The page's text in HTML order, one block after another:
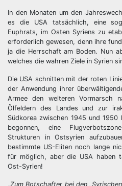
In den Monaten um den
es die USA tatsächlich, eine
Euphrats, im Osten Syriens zu
erforderlich gewesen, denn ihre
ja die Herrschaft am Boden. Nun
welches die wahren Ziele in Syrien
Die USA schnitten mit der roten
der Anwendung ihrer
Armee den weiteren Vormarsch
Ölfeldern des Landes und zur
Südkorea zwischen 1945 und 1950
begonnen, eine
Strukturen in Ostsyrien
bestimmte US-Eliten noch lange
für möglich, aber die USA haben
Ost-Syrien!
„Zum Botschafter bei den